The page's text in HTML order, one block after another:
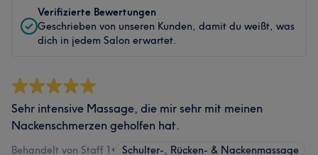
Verifizierte Bewertungen
Geschrieben von unseren Kunden, damit du weißt, was
dich in jedem Salon erwartet.
Sehr intensive Massage, die mir sehr mit meinen
Nackenschmerzen geholfen hat.
Behandelt von Staff 1 • Schulter-, Rücken- & Nackenmassage